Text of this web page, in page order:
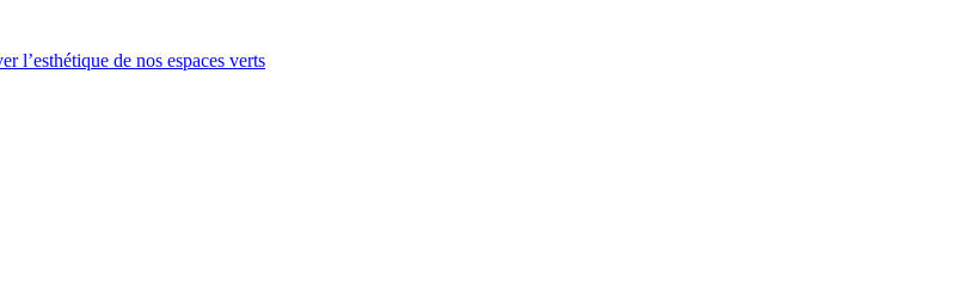
l’esthétique de nos espaces verts